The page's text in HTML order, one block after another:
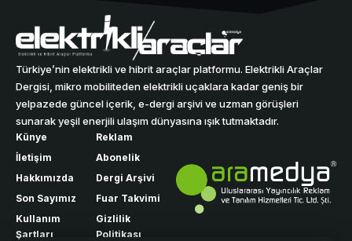
Türkiye’nin elektrikli ve hibrit araçlar platformu. Elektrikli Araçlar
Dergisi, mikro mobiliteden elektrikli uçaklara kadar geniş bir
yelpazede güncel içerik, e-dergi arşivi ve uzman görüşleri
sunarak yeşil enerjili ulaşım dünyasına ışık tutmaktadır.
Künye
İletişim
Hakkımızda
Son Sayımız
Kullanım
Şartları
Reklam
Abonelik
Dergi Arşivi
Fuar Takvimi
Gizlilik
Politikası